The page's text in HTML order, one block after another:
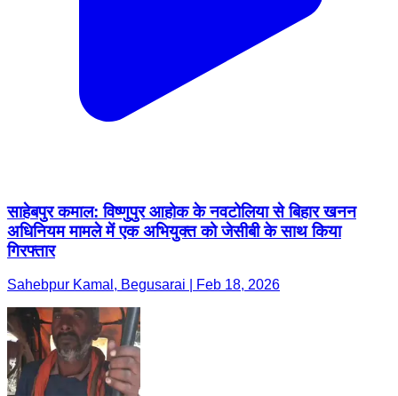
साहेबपुर कमाल: विष्णुपुर आहोक के नवटोलिया से बिहार खनन
अधिनियम मामले में एक अभियुक्त को जेसीबी के साथ किया
गिरफ्तार
Sahebpur Kamal, Begusarai | Feb 18, 2026